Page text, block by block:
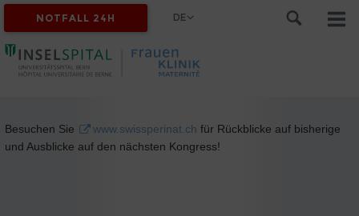
NOTFALL 24H DE
Besuchen Sie www.swissperinat.ch für Rückblicke auf bisherige
und Ausblicke auf den nächsten Kongress!